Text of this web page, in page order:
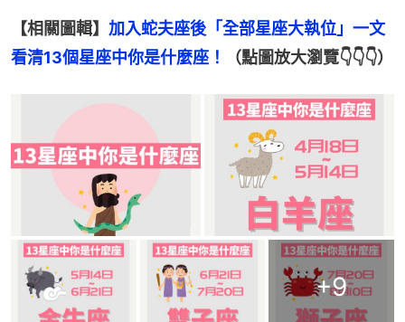
【相關圖輯】 加入蛇夫座後「全部星座大執位」一文
看清13個星座中你是什麼座！
（點圖放大瀏覽👇👇👇）
+9